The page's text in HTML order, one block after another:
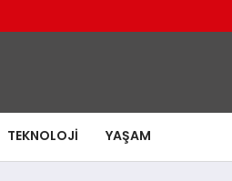
TEKNOLOJI YAŞAM